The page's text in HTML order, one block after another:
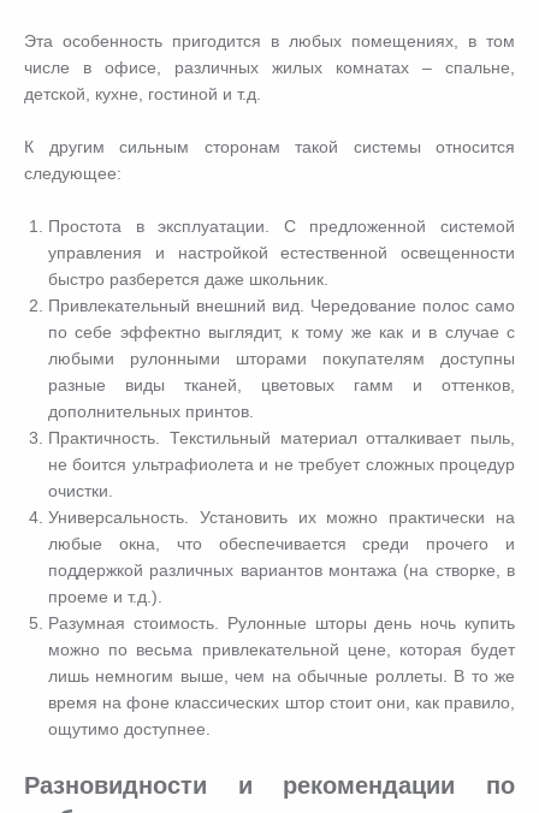
Эта особенность пригодится в любых помещениях, в том
числе в офисе, различных жилых комнатах – спальне,
детской, кухне, гостиной и т.д.
К другим сильным сторонам такой системы относится
следующее:
Простота в эксплуатации. С предложенной системой
управления и настройкой естественной освещенности
быстро разберется даже школьник.
Привлекательный внешний вид. Чередование полос само
по себе эффектно выглядит, к тому же как и в случае с
любыми рулонными шторами покупателям доступны
разные виды тканей, цветовых гамм и оттенков,
дополнительных принтов.
Практичность. Текстильный материал отталкивает пыль,
не боится ультрафиолета и не требует сложных процедур
очистки.
Универсальность. Установить их можно практически на
любые окна, что обеспечивается среди прочего и
поддержкой различных вариантов монтажа (на створке, в
проеме и т.д.).
Разумная стоимость. Рулонные шторы день ночь купить
можно по весьма привлекательной цене, которая будет
лишь немногим выше, чем на обычные роллеты. В то же
время на фоне классических штор стоит они, как правило,
ощутимо доступнее.
Разновидности и рекомендации по